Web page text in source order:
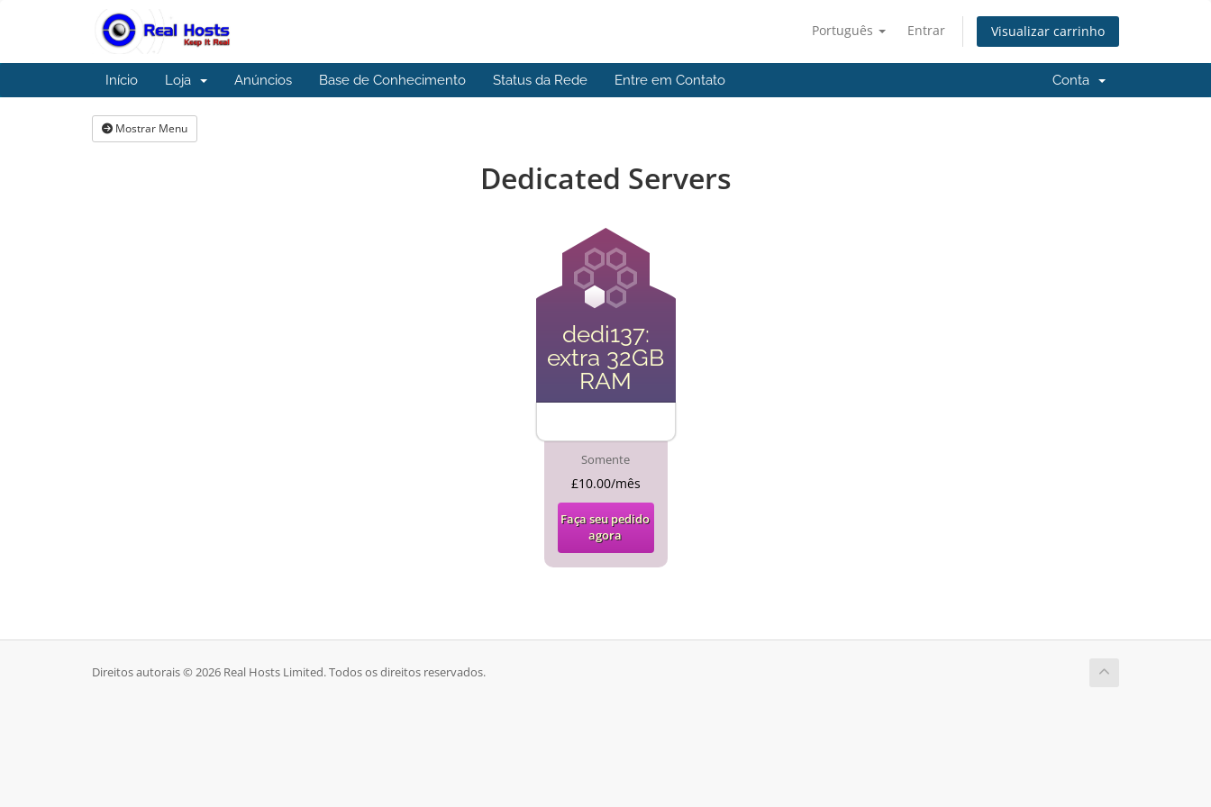
Português Entrar Visualizar carrinho
Início Loja Anúncios Base de Conhecimento Status da Rede Entre em Contato Conta
Mostrar Menu
Dedicated Servers
dedi137:
extra 32GB
RAM
Somente
£10.00/mês
Faça seu pedido
agora
Direitos autorais © 2026 Real Hosts Limited. Todos os direitos reservados.